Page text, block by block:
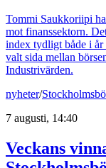
Tommi Saukkoriipi
mot finanssektorn.
index tydligt både i år
valt sida mellan
Industrivärden.
nyheter/
7 augusti, 14:40
Veckans